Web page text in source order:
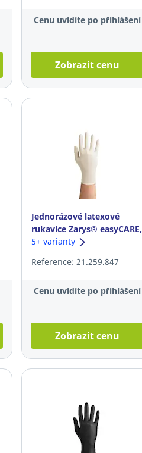
Cenu uvidíte po přihlášení
Zobrazit cenu
Jednorázové latexové
rukavice Zarys® easyCARE,
velikost M, 100ks
5+ varianty
Reference: 21.259.847
Cenu uvidíte po přihlášení
Zobrazit cenu